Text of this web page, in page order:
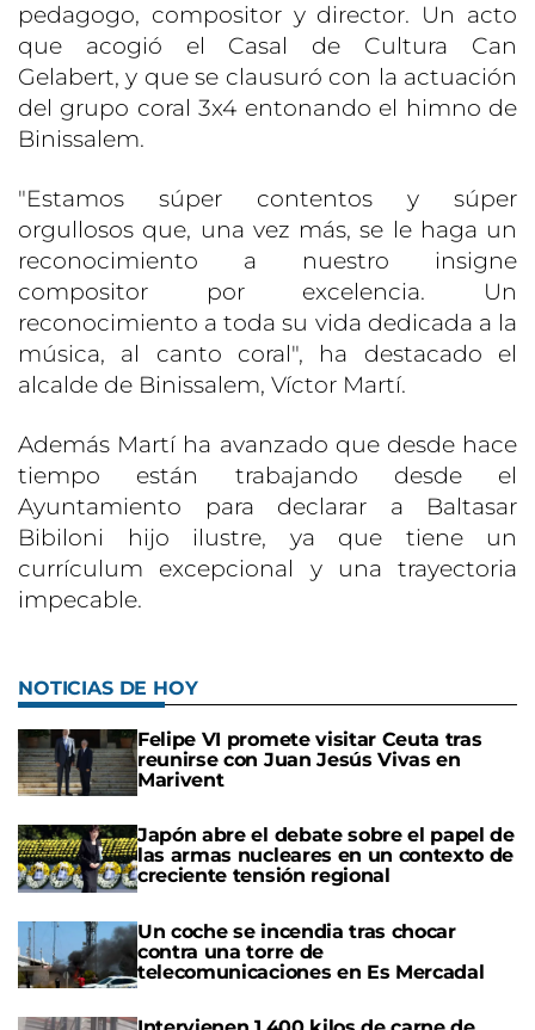
pedagogo, compositor y director. Un acto
que acogió el Casal de Cultura Can
Gelabert, y que se clausuró con la actuación
del grupo coral 3x4 entonando el himno de
Binissalem.
"Estamos súper contentos y súper
orgullosos que, una vez más, se le haga un
reconocimiento a nuestro insigne
compositor por excelencia. Un
reconocimiento a toda su vida dedicada a la
música, al canto coral", ha destacado el
alcalde de Binissalem, Víctor Martí.
Además Martí ha avanzado que desde hace
tiempo están trabajando desde el
Ayuntamiento para declarar a Baltasar
Bibiloni hijo ilustre, ya que tiene un
currículum excepcional y una trayectoria
impecable.
NOTICIAS DE HOY
Felipe VI promete visitar Ceuta tras
reunirse con Juan Jesús Vivas en
Marivent
Japón abre el debate sobre el papel de
las armas nucleares en un contexto de
creciente tensión regional
Un coche se incendia tras chocar
contra una torre de
telecomunicaciones en Es Mercadal